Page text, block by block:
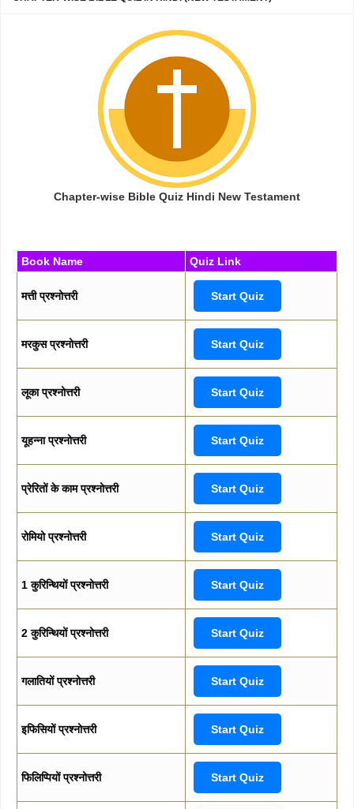
Chapter-wise Bible Quiz Hindi New Testament
Book Name Quiz Link
मत्ती प्रश्नोत्तरी Start Quiz
मरकुस प्रश्नोत्तरी Start Quiz
लूका प्रश्नोत्तरी Start Quiz
यूहन्ना प्रश्नोत्तरी Start Quiz
प्रेरितों के काम प्रश्नोत्तरी Start Quiz
रोमियो प्रश्नोत्तरी Start Quiz
1 कुरिन्थियों प्रश्नोत्तरी Start Quiz
2 कुरिन्थियों प्रश्नोत्तरी Start Quiz
गलातियों प्रश्नोत्तरी Start Quiz
इफिसियों प्रश्नोत्तरी Start Quiz
फिलिप्पियों प्रश्नोत्तरी Start Quiz